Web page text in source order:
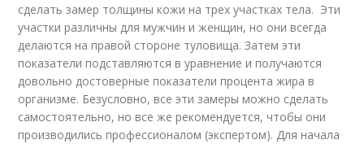
сделать замер толщины кожи на трех участках тела. Эти
участки различны для мужчин и женщин, но они всегда
делаются на правой стороне туловища. Затем эти
показатели подставляются в уравнение и получаются
довольно достоверные показатели процента жира в
организме. Безусловно, все эти замеры можно сделать
самостоятельно, но все же рекомендуется, чтобы они
производились профессионалом (экспертом). Для начала